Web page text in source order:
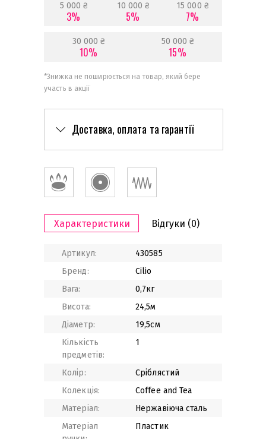
5 000 ₴
3%
10 000 ₴
5%
15 000 ₴
7%
30 000 ₴
10%
50 000 ₴
15%
*Знижка не поширюється на товар, який бере
участь в акції
Доставка, оплата та гарантії
Характеристики Відгуки (0)
Артикул:
430585
Бренд:
Cilio
Вага:
0,7кг
Висота:
24,5м
Діаметр:
19,5см
Кількість
предметів:
1
Колір:
Сріблястий
Колекція:
Coffee and Tea
Матеріал:
Нержавіюча сталь
Матеріал
Пластик